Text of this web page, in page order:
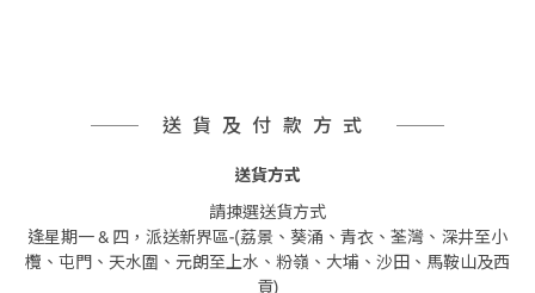
送貨及付款方式
送貨方式
請揀選送貨方式
逢星期一 & 四，派送新界區-(荔景、葵涌、青衣、荃灣、深井至小
欖、屯門、天水圍、元朗至上水、粉嶺、大埔、沙田、馬鞍山及西
貢)